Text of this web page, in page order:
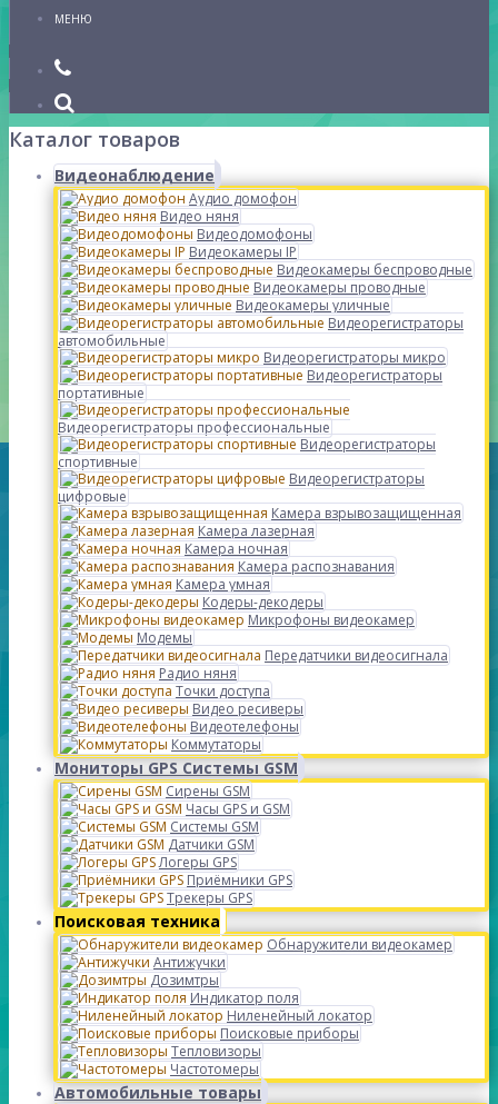
МЕНЮ
Каталог товаров
Видеонаблюдение
Аудио домофон
Видео няня
Видеодомофоны
Видеокамеры IP
Видеокамеры беспроводные
Видеокамеры проводные
Видеокамеры уличные
Видеорегистраторы
автомобильные
Видеорегистраторы микро
Видеорегистраторы
портативные
Видеорегистраторы профессиональные
Видеорегистраторы
спортивные
Видеорегистраторы
цифровые
Камера взрывозащищенная
Камера лазерная
Камера ночная
Камера распознавания
Камера умная
Кодеры-декодеры
Микрофоны видеокамер
Модемы
Передатчики видеосигнала
Радио няня
Точки доступа
Видео ресиверы
Видеотелефоны
Коммутаторы
Мониторы GPS Системы GSM
Сирены GSM
Часы GPS и GSM
Системы GSM
Датчики GSM
Логеры GPS
Приёмники GPS
Трекеры GPS
Поисковая техника
Обнаружители видеокамер
Антижучки
Дозимтры
Индикатор поля
Ниленейный локатор
Поисковые приборы
Тепловизоры
Частотомеры
Автомобильные товары